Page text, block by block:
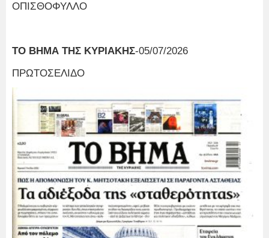
ΟΠΙΣΘΟΦΥΛΛΟ
ΤΟ ΒΗΜΑ ΤΗΣ ΚΥΡΙΑΚΗΣ-05/07/2026
ΠΡΩΤΟΣΕΛΙΔΟ